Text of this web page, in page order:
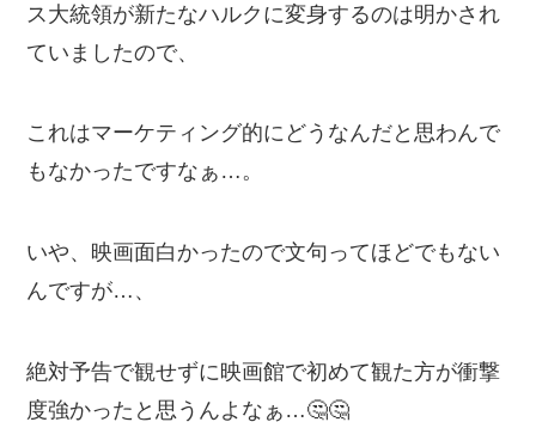
ス大統領が新たなハルクに変身するのは明かされ
ていましたので、
これはマーケティング的にどうなんだと思わんで
もなかったですなぁ…。
いや、映画面白かったので文句ってほどでもない
んですが…、
絶対予告で観せずに映画館で初めて観た方が衝撃
度強かったと思うんよなぁ…🤔🤔